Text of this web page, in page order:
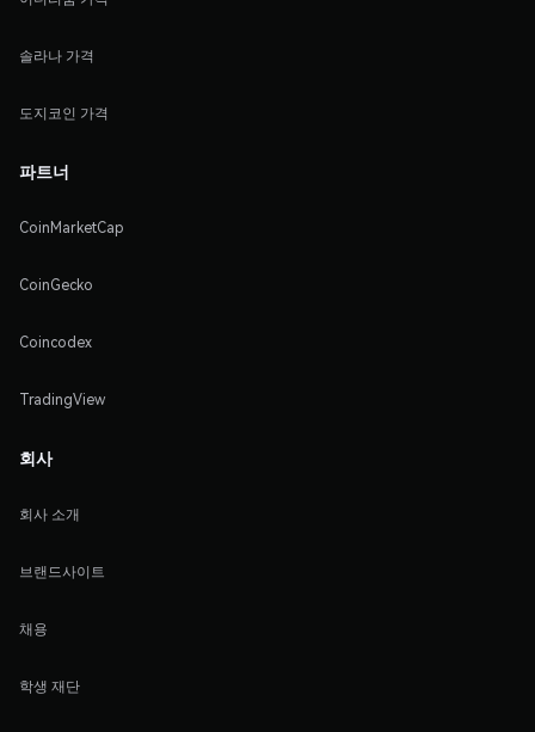
솔라나 가격
도지코인 가격
파트너
CoinMarketCap
CoinGecko
Coincodex
TradingView
회사
회사 소개
브랜드사이트
채용
학생 재단